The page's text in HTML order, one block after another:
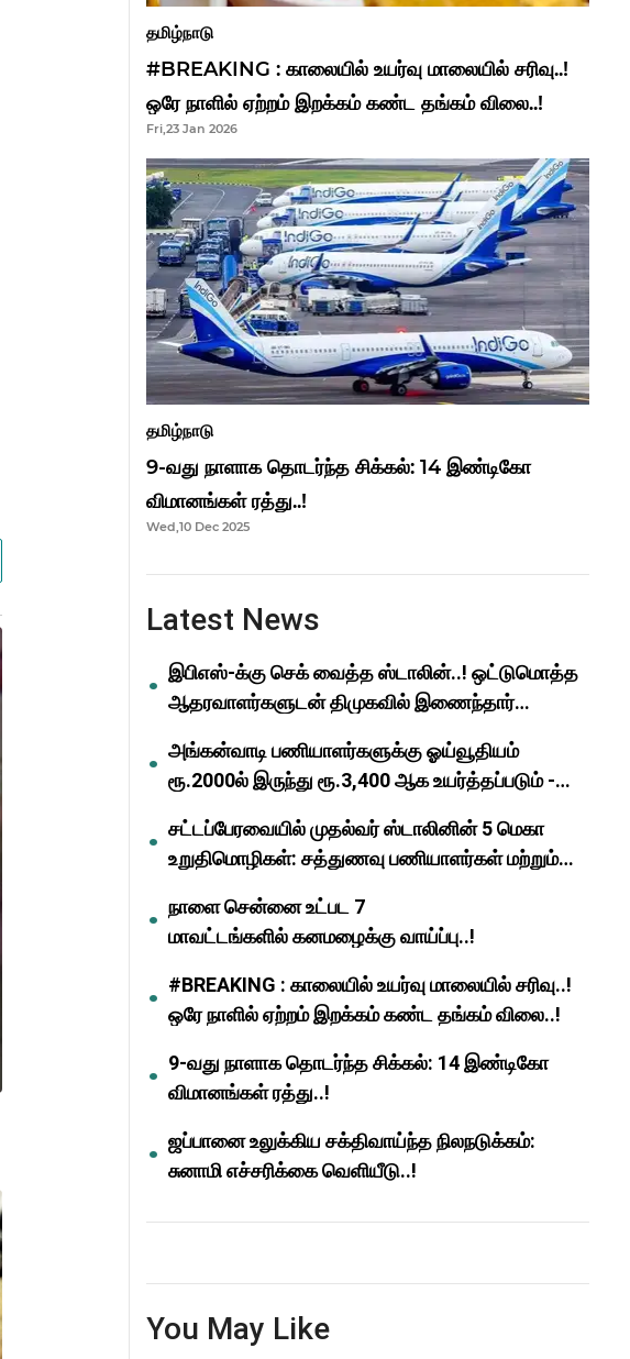
தமிழ்நாடு
#BREAKING : காலையில் உயர்வு மாலையில் சரிவு..!
ஒரே நாளில் ஏற்றம் இறக்கம் கண்ட தங்கம் விலை..!
Fri,23 Jan 2026
தமிழ்நாடு
9-வது நாளாக தொடர்ந்த சிக்கல்: 14 இண்டிகோ
விமானங்கள் ரத்து..!
Wed,10 Dec 2025
Latest News
இபிஎஸ்-க்கு செக் வைத்த ஸ்டாலின்..! ஒட்டுமொத்த
ஆதரவாளர்களுடன் திமுகவில் இணைந்தார்
அங்கன்வாடி பணியாளர்களுக்கு ஓய்வூதியம்
ரூ.2000ல் இருந்து ரூ.3,400 ஆக உயர்த்தப்படும் -
சட்டப்பேரவையில் முதல்வர் ஸ்டாலினின் 5 மெகா
உறுதிமொழிகள்: சத்துணவு பணியாளர்கள் மற்றும்
நாளை சென்னை உட்பட 7
மாவட்டங்களில் கனமழைக்கு வாய்ப்பு..!
#BREAKING : காலையில் உயர்வு மாலையில் சரிவு..!
ஒரே நாளில் ஏற்றம் இறக்கம் கண்ட தங்கம் விலை..!
9-வது நாளாக தொடர்ந்த சிக்கல்: 14 இண்டிகோ
விமானங்கள் ரத்து..!
ஜப்பானை உலுக்கிய சக்திவாய்ந்த நிலநடுக்கம்:
சுனாமி எச்சரிக்கை வெளியீடு..!
You May Like